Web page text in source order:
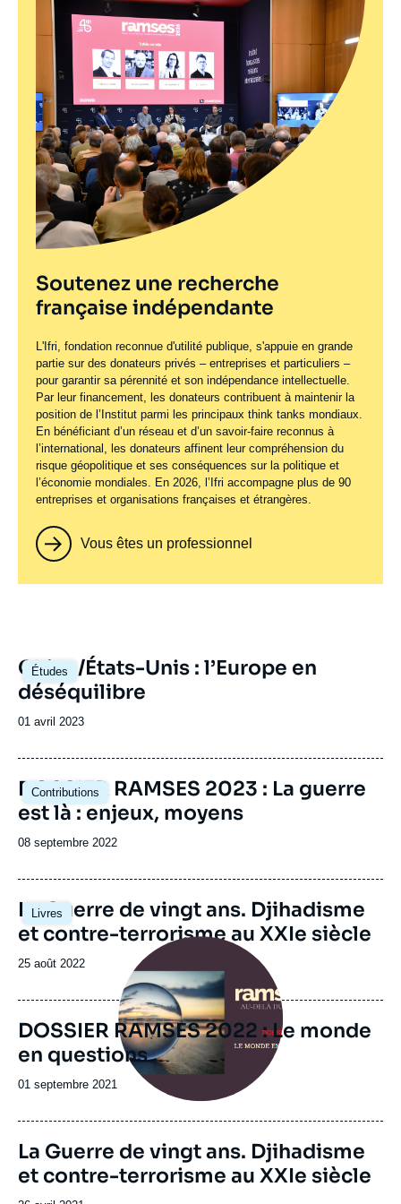
Soutenez une recherche
française indépendante
L'Ifri, fondation reconnue d'utilité publique, s'appuie en grande
partie sur des donateurs privés – entreprises et particuliers –
pour garantir sa pérennité et son indépendance intellectuelle.
Par leur financement, les donateurs contribuent à maintenir la
position de l’Institut parmi les principaux think tanks mondiaux.
En bénéficiant d’un réseau et d’un savoir-faire reconnus à
l’international, les donateurs affinent leur compréhension du
risque géopolitique et ses conséquences sur la politique et
l’économie mondiales. En 2026, l’Ifri accompagne plus de 90
entreprises et organisations françaises et étrangères.
Vous êtes un professionnel
Études
Image
principale
Chine/États-Unis : l’Europe en
déséquilibre
Date
publication
01 avril 2023
Contributions
Image
principale
DOSSIER RAMSES 2023 : La guerre
est là : enjeux, moyens
Date
publication
08 septembre 2022
Livres
Image
principale
La Guerre de vingt ans. Djihadisme
et contre-terrorisme au XXIe siècle
Date
publication
25 août 2022
Image
principale
DOSSIER RAMSES 2022 : Le monde
en questions
Date
publication
01 septembre 2021
La Guerre de vingt ans. Djihadisme
et contre-terrorisme au XXIe siècle